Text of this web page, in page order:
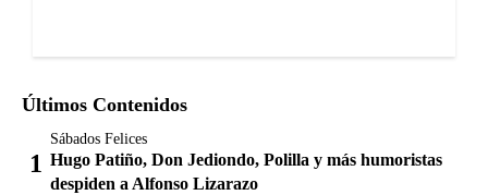
Últimos Contenidos
Sábados Felices
Hugo Patiño, Don Jediondo, Polilla y más humoristas
despiden a Alfonso Lizarazo